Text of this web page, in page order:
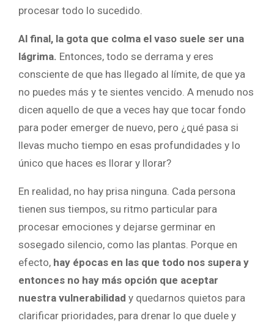
procesar todo lo sucedido.
Al final, la gota que colma el vaso suele ser una
lágrima. Entonces, todo se derrama y eres
consciente de que has llegado al límite, de que ya
no puedes más y te sientes vencido. A menudo nos
dicen aquello de que a veces hay que tocar fondo
para poder emerger de nuevo, pero ¿qué pasa si
llevas mucho tiempo en esas profundidades y lo
único que haces es llorar y llorar?
En realidad, no hay prisa ninguna. Cada persona
tienen sus tiempos, su ritmo particular para
procesar emociones y dejarse germinar en
sosegado silencio, como las plantas. Porque en
efecto, hay épocas en las que todo nos supera y
entonces no hay más opción que aceptar
nuestra vulnerabilidad y quedarnos quietos para
clarificar prioridades, para drenar lo que duele y